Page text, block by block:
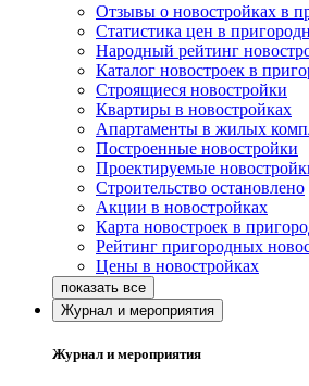
Отзывы о новостройках в
Статистика цен в
Народный рейтинг
Каталог новостроек в
Строящиеся новостройки
Квартиры в новостройках
Апартаменты в жилых
Построенные новостройки
Проектируемые
Строительство остановлено
Акции в новостройках
Карта новостроек в
Рейтинг пригородных
Цены в новостройках
Журнал и мероприятия
Журнал и мероприятия